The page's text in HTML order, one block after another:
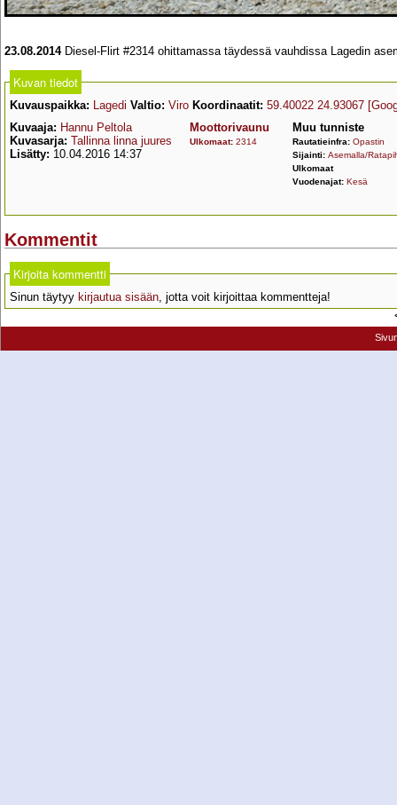
23.08.2014Diesel-Flirt #2314 ohittamassa täydessä vauhdissa Lagedin
Kuvan tiedot
Kuvauspaikka: Lagedi Valtio: Viro Koordinaatit: 59.40022 24.93067
Kuvaaja: Hannu Peltola
Kuvasarja: Tallinna linna juures
Lisätty: 10.04.2016 14:37
Moottorivaunu
Ulkomaat: 2314
Muu tunniste
Rautatieinfra: Opastin
Sijainti: Asemalla/
Ulkomaat
Vuodenajat: Kesä
Kommentit
Kirjoita kommentti
Sinun täytyy kirjautua sisään, jotta voit kirjoittaa kommentteja!